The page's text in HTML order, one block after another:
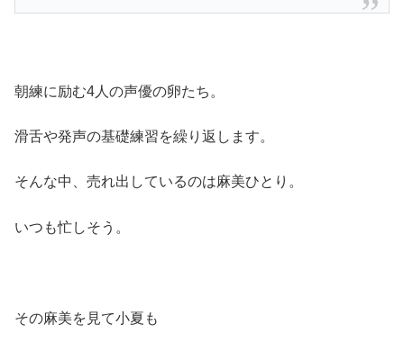
朝練に励む4人の声優の卵たち。
滑舌や発声の基礎練習を繰り返します。
そんな中、売れ出しているのは麻美ひとり。
いつも忙しそう。
その麻美を見て小夏も